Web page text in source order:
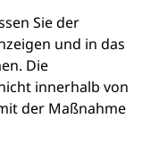
Sie der
und in das
Die
innerhalb von
der Maßnahme